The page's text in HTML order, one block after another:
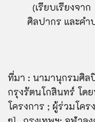
(เรียบเรียงจา
ศิลปากร และค
ที่มา : นามานุกรมศิล
กรุงรัตนโกสินทร์ โด
โครงการ ; ผู้ร่วมโค